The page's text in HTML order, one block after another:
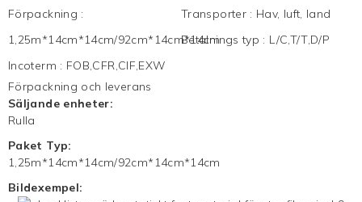
Förpackning :
1,25m*14cm*14cm/92cm*14cm*14cm
Transporter : Hav, luft, land
Betalnings typ : L/C,T/T,D/P
Incoterm : FOB,CFR,CIF,EXW
Förpackning och leverans
Säljande enheter:
Rulla
Paket Typ:
1,25m*14cm*14cm/92cm*14cm*14cm
Bildexempel: